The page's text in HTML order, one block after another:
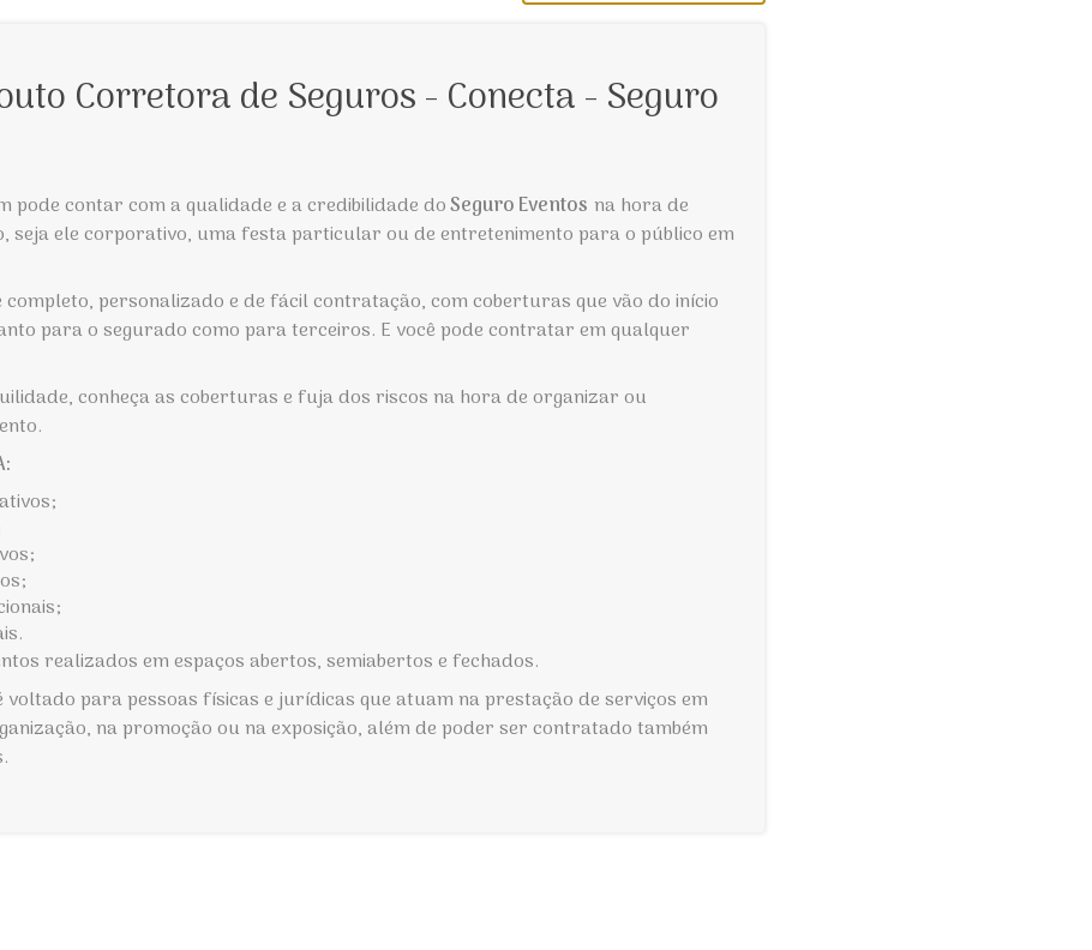
Corretora de Seguros - Conecta - Seguro
pode contar com a qualidade e a credibilidade doSeguro Eventos na hora de
seja ele corporativo, uma festa particular ou de entretenimento para o público em
completo, personalizado e de fácil contratação, com coberturas que vão do início
para o segurado como para terceiros. E você pode contratar em qualquer
conheça as coberturas e fuja dos riscos na hora de organizar ou
realizados em espaços abertos, semiabertos e fechados.
voltado para pessoas físicas e jurídicas que atuam na prestação de serviços em
na promoção ou na exposição, além de poder ser contratado também